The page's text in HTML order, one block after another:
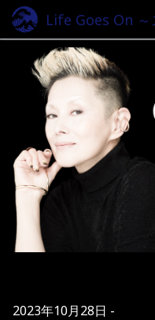
Life Goes On ～
Fm yokohama
2023年10月28日